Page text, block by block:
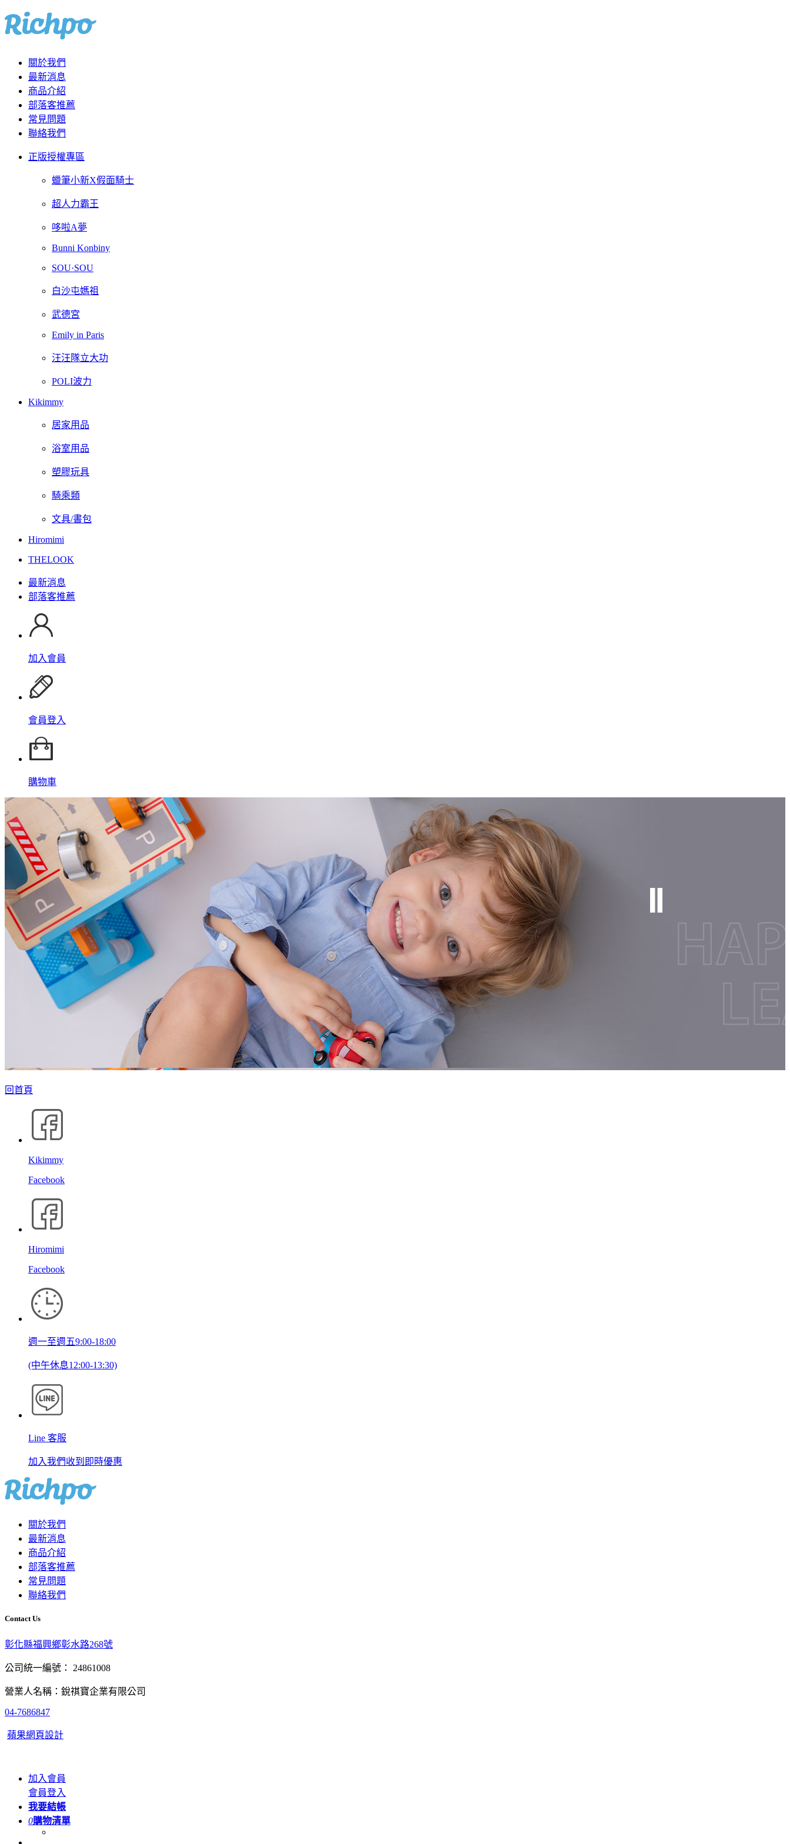
關於我們
最新消息
商品介紹
部落客推薦
常見問題
聯絡我們
正版授權專區
蠟筆小新X假面騎士
超人力霸王
哆啦A夢
Bunni Konbiny
SOU·SOU
白沙屯媽祖
武德宮
Emily in Paris
汪汪隊立大功
POLI波力
Kikimmy
居家用品
浴室用品
塑膠玩具
騎乘類
文具/書包
Hiromimi
THELOOK
最新消息
部落客推薦
加入會員
會員登入
購物車
回首頁
Kikimmy
Facebook
Hiromimi
Facebook
週一至週五9:00-18:00
(中午休息12:00-13:30)
Line 客服
加入我們收到即時優惠
關於我們
最新消息
商品介紹
部落客推薦
常見問題
聯絡我們
Contact Us
彰化縣福興鄉彰水路268號
公司統一編號： 24861008
營業人名稱：銳祺寶企業有限公司
04-7686847
蘋果網頁設計
加入會員
會員登入
我要結帳
0購物清單